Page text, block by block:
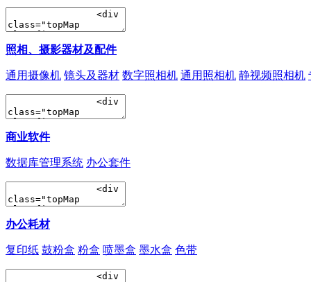
照相、摄影器材及配件
通用摄像机 镜头及器材 数字照相机 通用照相机 静视频照相机
商业软件
数据库管理系统 办公套件
办公耗材
复印纸 鼓粉盒 粉盒 喷墨盒 墨水盒 色带